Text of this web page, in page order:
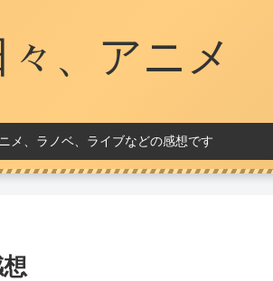
々、アニメ
メ、ラノベ、ライブなどの感想です